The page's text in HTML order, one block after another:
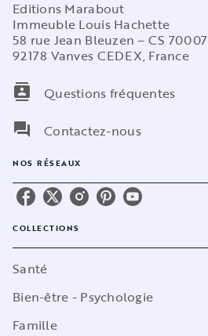
Editions Marabout
Immeuble Louis Hachette
58 rue Jean Bleuzen – CS 70007
92178 Vanves CEDEX, France
contacts
Questions fréquentes
question_answer
Contactez-nous
NOS RÉSEAUX
COLLECTIONS
Santé
Bien-être - Psychologie
Famille